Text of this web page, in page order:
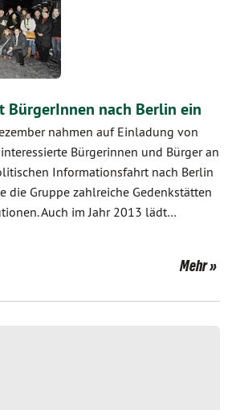
BürgerInnen nach Berlin ein
nahmen auf Einladung von
Bürgerinnen und Bürger an
Informationsfahrt nach Berlin
die Gruppe zahlreiche Gedenkstätten
Auch im Jahr 2013 lädt…
Mehr